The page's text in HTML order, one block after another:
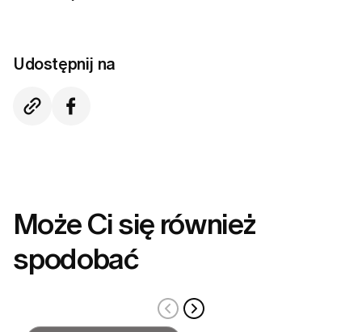
Udostępnij na
Może Ci się również
spodobać